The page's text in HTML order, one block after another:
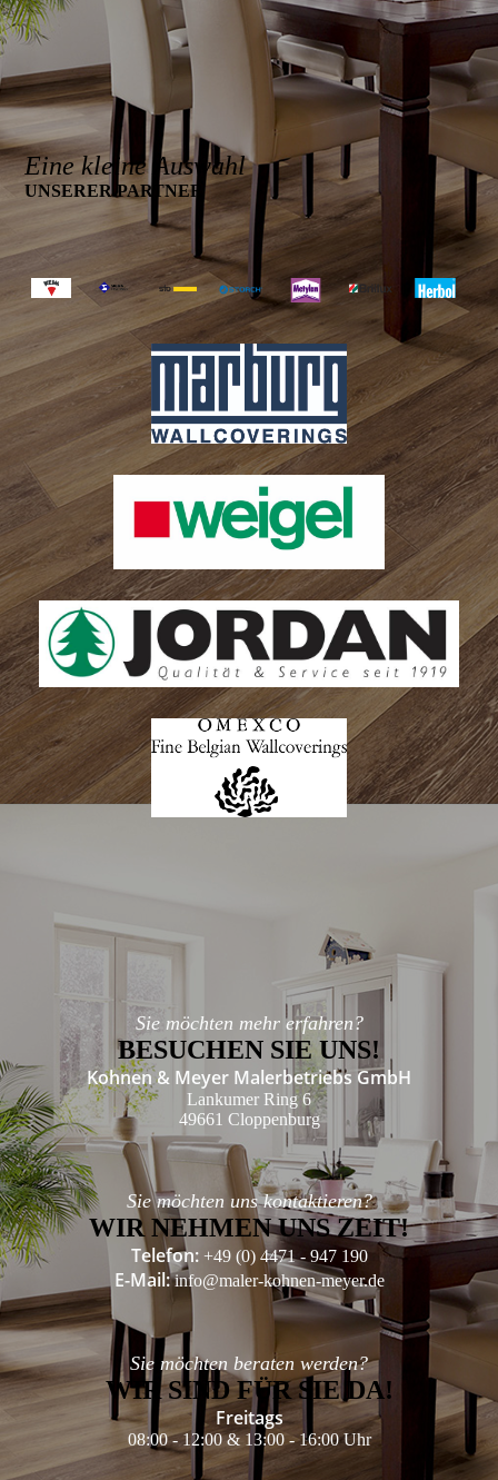
Eine kleine Auswahl
UNSERER PARTNER
Sie möchten mehr erfahren?
BESUCHEN SIE UNS!
Kohnen & Meyer Malerbetriebs GmbH
Lankumer Ring 6
49661 Cloppenburg
Sie möchten uns kontaktieren?
WIR NEHMEN UNS ZEIT!
Telefon:+49 (0) 4471 - 947 190
E-Mail: info@maler-kohnen-meyer.de
Sie möchten beraten werden?
WIR SIND FÜR SIE DA!
Freitags
08:00 - 12:00 & 13:00 - 16:00 Uhr